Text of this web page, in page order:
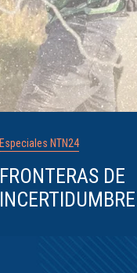
Especiales NTN24
FRONTERAS DE
INCERTIDUMBRE